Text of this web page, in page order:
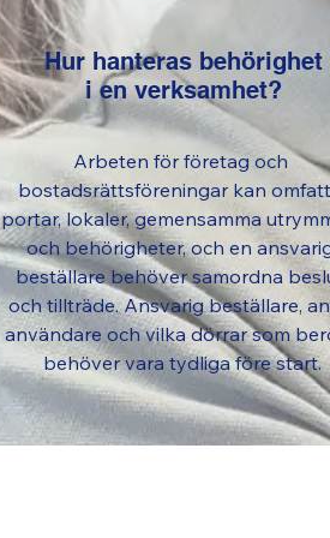
Hur hanteras behörighet
i en verksamhet?
Arbeten för företag och
bostadsrättsföreningar kan
portar, lokaler, gemensamma
och behörigheter, och en
beställare behöver samordna
och tillträde. Ansvarig beställare,
användare och vilka dörrar som
behöver vara tydliga före start.